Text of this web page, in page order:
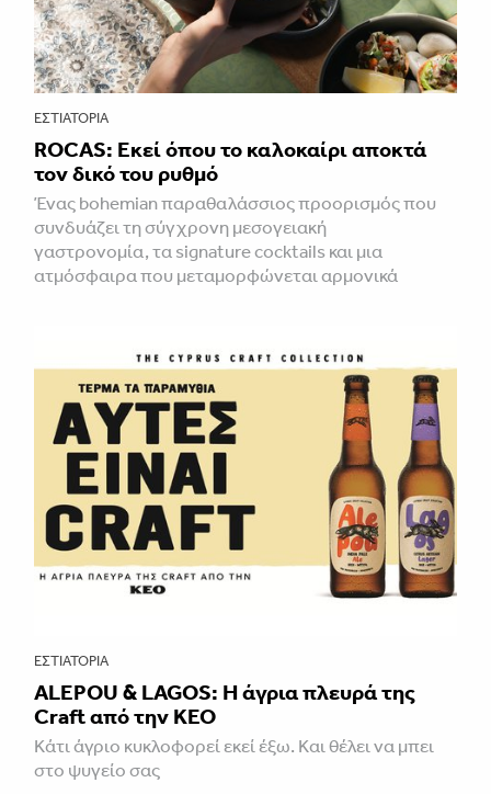
ΕΣΤΙΑΤΌΡΙΑ
ROCAS: Εκεί όπου το καλοκαίρι αποκτά
τον δικό του ρυθμό
Ένας bohemian παραθαλάσσιος προορισμός που
συνδυάζει τη σύγχρονη μεσογειακή
γαστρονομία, τα signature cocktails και μια
ατμόσφαιρα που μεταμορφώνεται αρμονικά
ΕΣΤΙΑΤΌΡΙΑ
ALEPOU & LAGOS: Η άγρια πλευρά της
Craft από την ΚΕΟ
Κάτι άγριο κυκλοφορεί εκεί έξω. Και θέλει να μπει
στο ψυγείο σας